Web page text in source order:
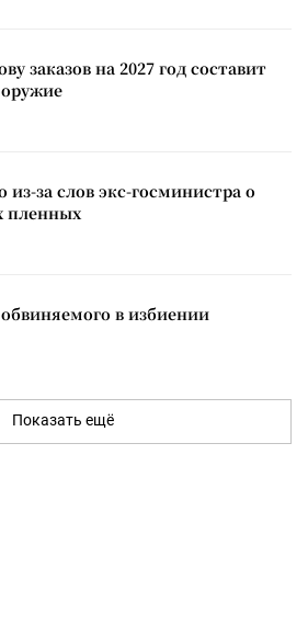
заказов на 2027 год составит
из-за слов экс-госминистра о
пленных
в избиении
Показать ещё